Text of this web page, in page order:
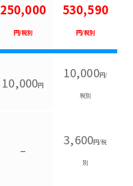
250,000
円/税別
530,590
円/税別
10,000円
10,000円/
税別
–
3,600円/税
別